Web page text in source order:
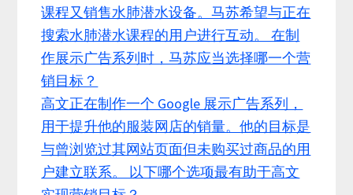
课程又销售水肺潜水设备。马苏希望与正在
搜索水肺潜水课程的用户进行互动。 在制
作展示广告系列时，马苏应当选择哪一个营
销目标？
高文正在制作一个 Google 展示广告系列，
用于提升他的服装网店的销量。他的目标是
与曾浏览过其网站页面但未购买过商品的用
户建立联系。 以下哪个选项最有助于高文